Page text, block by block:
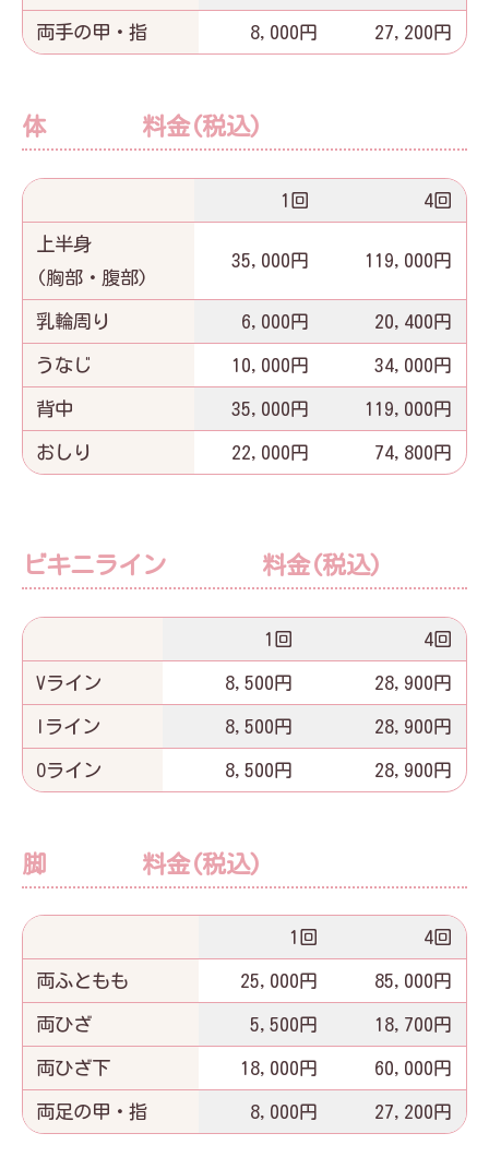
両手の甲・指 8,000円 27,200円
体 料金(税込)
1回 4回
上半身
(胸部・腹部)
35,000円 119,000円
乳輪周り 6,000円 20,400円
うなじ 10,000円 34,000円
背中 35,000円 119,000円
おしり 22,000円 74,800円
ビキニライン 料金(税込)
1回 4回
Vライン 8,500円 28,900円
Iライン 8,500円 28,900円
Oライン 8,500円 28,900円
脚 料金(税込)
1回 4回
両ふともも 25,000円 85,000円
両ひざ 5,500円 18,700円
両ひざ下 18,000円 60,000円
両足の甲・指 8,000円 27,200円